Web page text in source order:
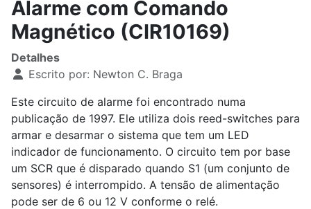
Alarme com Comando
Magnético (CIR10169)
Detalhes
Escrito por: Newton C. Braga
Este circuito de alarme foi encontrado numa
publicação de 1997. Ele utiliza dois reed-switches para
armar e desarmar o sistema que tem um LED
indicador de funcionamento. O circuito tem por base
um SCR que é disparado quando S1 (um conjunto de
sensores) é interrompido. A tensão de alimentação
pode ser de 6 ou 12 V conforme o relé.